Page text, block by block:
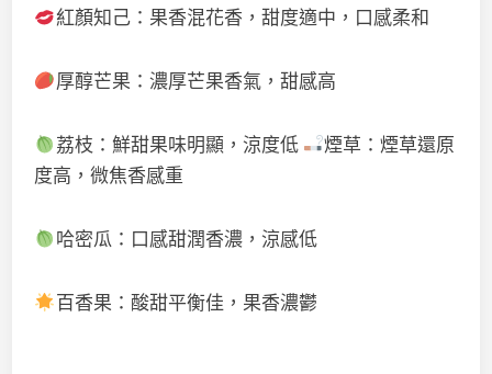
紅顏知己：果香混花香，甜度適中，口感柔和
厚醇芒果：濃厚芒果香氣，甜感高
荔枝：鮮甜果味明顯，涼度低
煙草：煙草還原
度高，微焦香感重
哈密瓜：口感甜潤香濃，涼感低
百香果：酸甜平衡佳，果香濃鬱